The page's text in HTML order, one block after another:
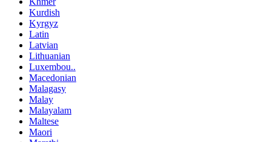
Kurdish
Kyrgyz
Latin
Latvian
Lithuanian
Luxembou..
Macedonian
Malagasy
Malay
Malayalam
Maltese
Maori